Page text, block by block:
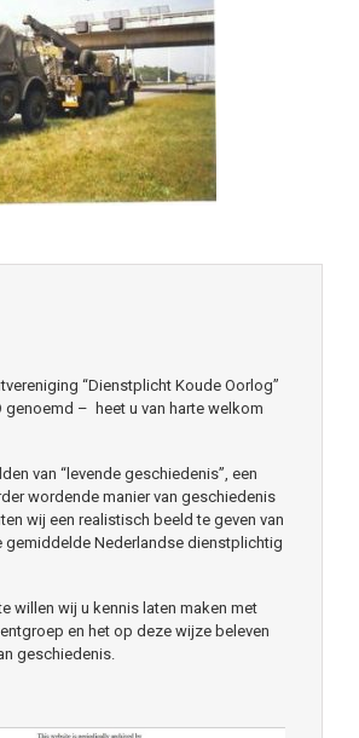
“Dienstplicht Koude Oorlog”
– heet u van harte welkom
van “levende geschiedenis”, een
wordende manier van geschiedenis
wij een realistisch beeld te geven van
gemiddelde Nederlandse dienstplichtig
willen wij u kennis laten maken met
en het op deze wijze beleven
geschiedenis.